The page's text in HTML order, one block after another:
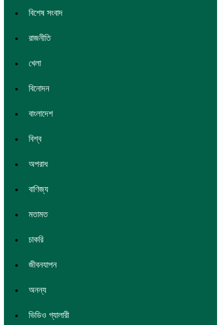
বিশেষ সংবাদ
রাজনীতি
খেলা
বিনোদন
বাংলাদেশ
বিশ্ব
অপরাধ
বাণিজ্য
মতামত
চাকরি
জীবনযাপন
অনন্য
ভিডিও গ্যালারী